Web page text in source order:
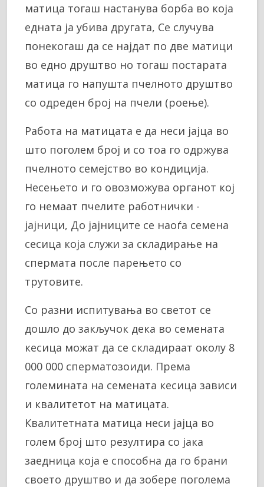
матица тогаш настанува борба во која
едната ја убива другата, Се случува
понекогаш да се најдат по две матици
во едно друштво но тогаш постарата
матица го напушта пчелното друштво
со одреден број на пчели (роење).
Работа на матицата е да неси јајца во
што поголем број и со тоа го одржува
пчелното семејство во кондиција.
Несењето и го овозможува органот кој
го немаат пчелите работнички -
јајници, До јајниците се наоѓа семена
сесица која служи за складирање на
спермата после парењето со
трутовите.
Со разни испитувања во светот се
дошло до закључок дека во семената
кесица можат да се складираат околу 8
000 000 сперматозоиди. Према
големината на семената кесица зависи
и квалитетот на матицата.
Квалитетната матица неси јајца во
голем број што резултира со јака
заедница која е способна да го брани
своето друштво и да зобере поголема